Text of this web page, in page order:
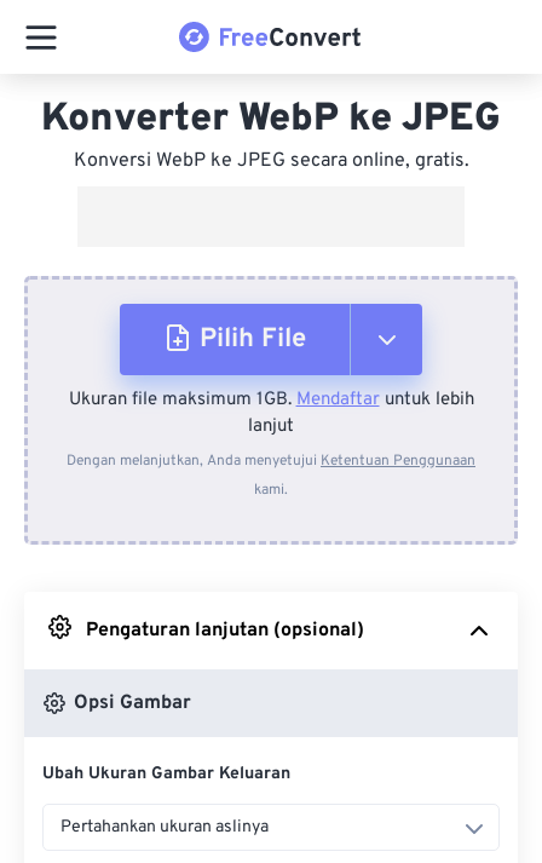
Konverter WebP ke JPEG
Konversi WebP ke JPEG secara online, gratis.
Pilih File
Dari Perangkat
Dari Dropbox
Ukuran file maksimum 1GB.Mendaftaruntuk lebih
lanjut
Dengan melanjutkan, Anda menyetujui Ketentuan Penggunaan
kami.
Pengaturan lanjutan (opsional)
Opsi Gambar
Ubah Ukuran Gambar Keluaran
Pertahankan ukuran aslinya